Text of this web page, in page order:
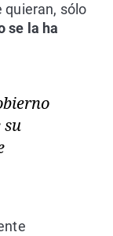
quieran, sólo
se la ha
su